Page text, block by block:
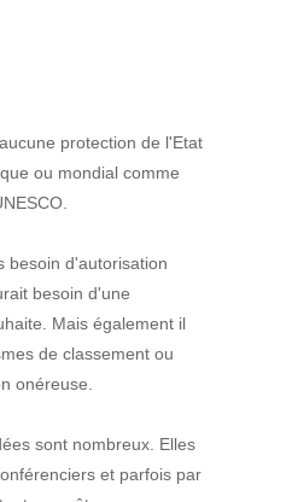
protection de l'Etat
ou mondial comme
besoin d'autorisation
besoin d'une
Mais également il
de classement ou
onéreuse.
sont nombreux. Elles
et parfois par